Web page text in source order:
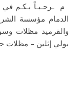
مـرحـبـاً بـكـم في موقع مضلات وسواتر الدمام مظلات وسواتر
الدمام مؤسسة
والقرميد مظلات
بولي إثلين – مظلات